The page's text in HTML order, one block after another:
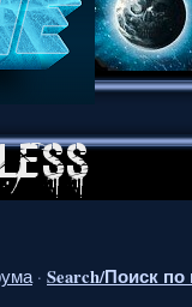
· Search/Поиск